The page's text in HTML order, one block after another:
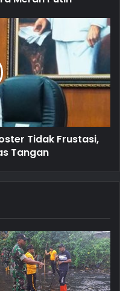
Tidak Frustasi,
Tangan